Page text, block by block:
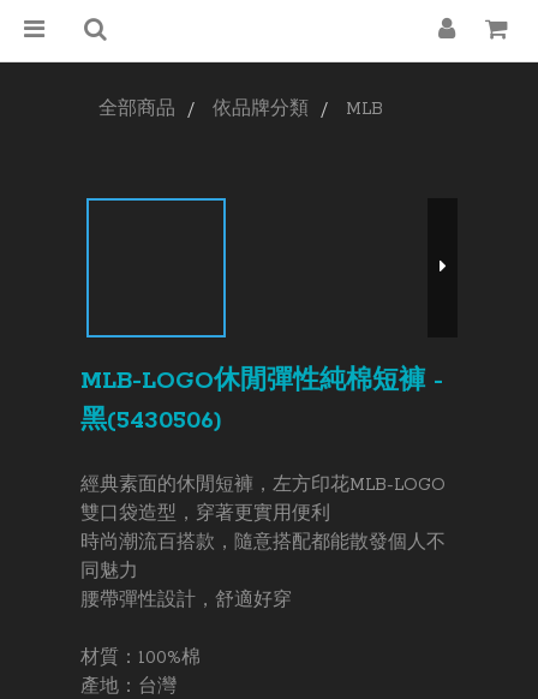
全部商品 依品牌分類 MLB
MLB-LOGO休閒彈性純棉短褲 -
黑(5430506)
經典素面的休閒短褲，左方印花MLB-LOGO
雙口袋造型，穿著更實用便利
時尚潮流百搭款，隨意搭配都能散發個人不
同魅力
腰帶彈性設計，舒適好穿
材質：100%棉
產地：台灣